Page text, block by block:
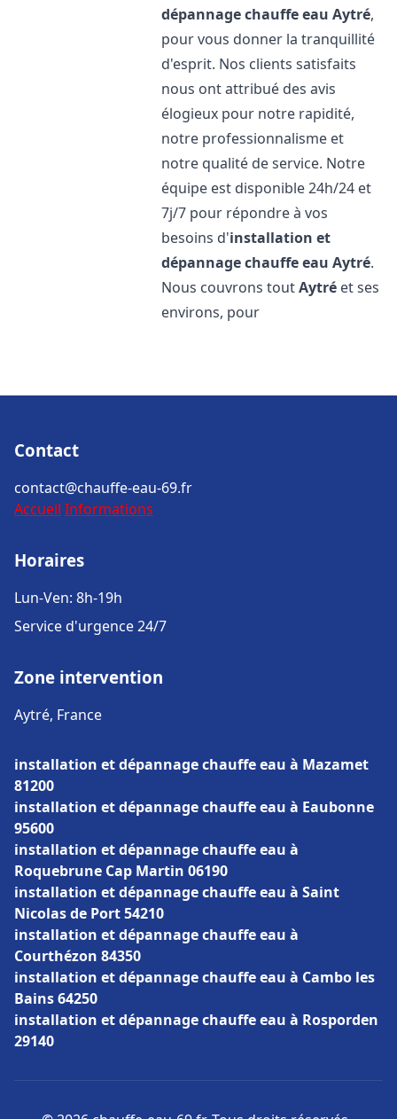
dépannage chauffe eau Aytré,
pour vous donner la tranquillité
d'esprit. Nos clients satisfaits
nous ont attribué des avis
élogieux pour notre rapidité,
notre professionnalisme et
notre qualité de service. Notre
équipe est disponible 24h/24 et
7j/7 pour répondre à vos
besoins d'installation et
dépannage chauffe eau Aytré.
Nous couvrons toutAytré et ses
environs, pour
Contact
contact@chauffe-eau-69.fr
Accueil Informations
Horaires
Lun-Ven: 8h-19h
Service d'urgence 24/7
Zone intervention
Aytré, France
installation et dépannage chauffe eau à Mazamet
81200
installation et dépannage chauffe eau à Eaubonne
95600
installation et dépannage chauffe eau à
Roquebrune Cap Martin 06190
installation et dépannage chauffe eau à Saint
Nicolas de Port 54210
installation et dépannage chauffe eau à
Courthézon 84350
installation et dépannage chauffe eau à Cambo les
Bains 64250
installation et dépannage chauffe eau à Rosporden
29140